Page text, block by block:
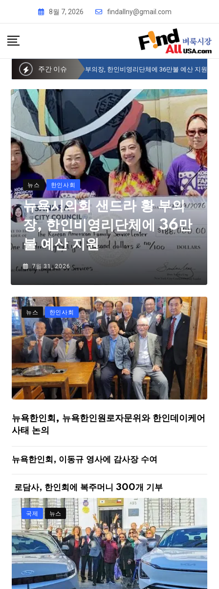
8월 7, 2026 findallny@gmail.com
주간 이슈
뉴욕시의회 샌드라 황 부의장, 한인비영리단체에 36만불 예산 지원
뉴스 한인사회
뉴욕시의회 샌드라 황 부의
장, 한인비영리단체에 36만
불 예산 지원
7월 31, 2026
뉴스 한인사회
뉴욕한인회, 뉴욕한인원로자문위와 한인데이케어
사태 논의
뉴욕한인회, 이동규 영사에 감사장 수여
로담사, 한인회에 복주머니 300개 기부
국제 뉴스